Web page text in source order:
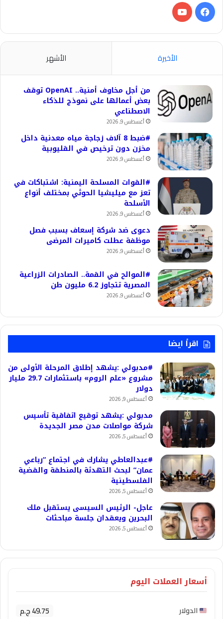
فيسبوك‫YouTube
الأخيرة الأشهر
من أجل مخاوف أمنية.. OpenAI توقف
بعض أعمالها على نموذج للذكاء
الاصطناعي
أغسطس 9, 2026
#ضبط 8 آلاف زجاجة مياه معدنية داخل
مخزن دون ترخيص في القليوبية
أغسطس 9, 2026
#القوات المسلحة اليمنية: اشتباكات في
تعز مع ميليشيا الحوثي بمختلف أنواع
الأسلحة
أغسطس 9, 2026
دعوى ضد شركة إسعاف بسبب فصل
موظفة عطلت كاميرات المرضى
أغسطس 9, 2026
#الموالح في القمة.. الصادرات الزراعية
المصرية تتجاوز 6.2 مليون طن
أغسطس 9, 2026
اقرأ ايضا
#مدبولي :يشهد إطلاق المرحلة الأولى من
مشروع «علم الروم» باستثمارات 29.7 مليار
دولار
أغسطس 9, 2026
مدبولي :يشهد توقيع اتفاقية تأسيس
شركة مواصلات مدن مصر الجديدة
أغسطس 5, 2026
#عبدالعاطي يشارك في اجتماع “رباعي
عمان” لبحث التهدئة بالمنطقة والقضية
الفلسطينية
أغسطس 5, 2026
عاجل- الرئيس السيسى يستقبل ملك
البحرين ويعقدان جلسة مباحثات
أغسطس 5, 2026
أسعار العملات اليوم
الدولار 49.75 ج.م